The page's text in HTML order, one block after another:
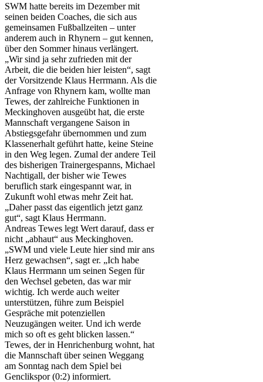
SWM hatte bereits im Dezember mit
seinen beiden Coaches, die sich aus
gemeinsamen Fußballzeiten – unter
anderem auch in Rhynern – gut kennen,
über den Sommer hinaus verlängert.
„Wir sind ja sehr zufrieden mit der
Arbeit, die die beiden hier leisten“, sagt
der Vorsitzende Klaus Herrmann. Als die
Anfrage von Rhynern kam, wollte man
Tewes, der zahlreiche Funktionen in
Meckinghoven ausgeübt hat, die erste
Mannschaft vergangene Saison in
Abstiegsgefahr übernommen und zum
Klassenerhalt geführt hatte, keine Steine
in den Weg legen. Zumal der andere Teil
des bisherigen Trainergespanns, Michael
Nachtigall, der bisher wie Tewes
beruflich stark eingespannt war, in
Zukunft wohl etwas mehr Zeit hat.
„Daher passt das eigentlich jetzt ganz
gut“, sagt Klaus Herrmann.
Andreas Tewes legt Wert darauf, dass er
nicht „abhaut“ aus Meckinghoven.
„SWM und viele Leute hier sind mir ans
Herz gewachsen“, sagt er. „Ich habe
Klaus Herrmann um seinen Segen für
den Wechsel gebeten, das war mir
wichtig. Ich werde auch weiter
unterstützen, führe zum Beispiel
Gespräche mit potenziellen
Neuzugängen weiter. Und ich werde
mich so oft es geht blicken lassen.“
Tewes, der in Henrichenburg wohnt, hat
die Mannschaft über seinen Weggang
am Sonntag nach dem Spiel bei
Genclikspor (0:2) informiert.